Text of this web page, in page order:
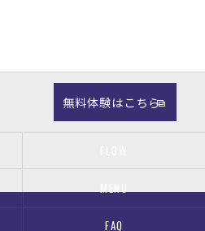
無料体験はこちら
MENU
FAQ